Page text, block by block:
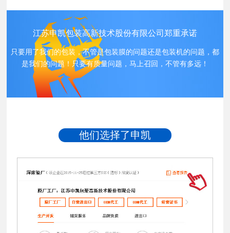
江苏申凯包装高新技术股份有限公司郑重承诺
只要用了我们的包装，不管是包装膜的问题还是包装机的问题，都
是我们的问题！只要有质量问题，马上召回，不管有多远！
他们选择了申凯